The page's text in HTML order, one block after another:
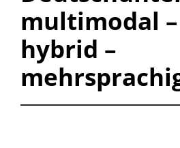
multimodal
hybrid –